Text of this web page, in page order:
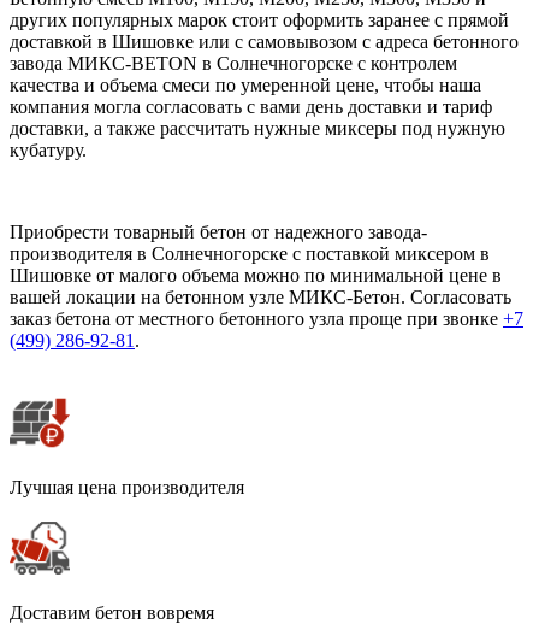
других популярных марок стоит оформить заранее с прямой
доставкой в Шишовке или с самовывозом с адреса бетонного
завода МИКС-BETON в Солнечногорске с контролем
качества и объема смеси по умеренной цене, чтобы наша
компания могла согласовать с вами день доставки и тариф
доставки, а также рассчитать нужные миксеры под нужную
кубатуру.
Приобрести товарный бетон от надежного завода-
производителя в Солнечногорске с поставкой миксером в
Шишовке от малого объема можно по минимальной цене в
вашей локации на бетонном узле МИКС-Бетон. Согласовать
заказ бетона от местного бетонного узла проще при звонке +7
(499) 286-92-81 .
Лучшая цена производителя
Доставим бетон вовремя